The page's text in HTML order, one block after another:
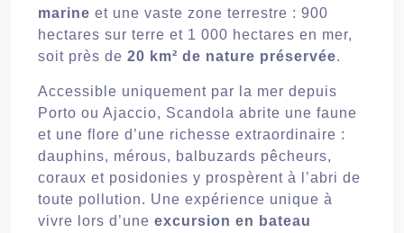
marine et une vaste zone terrestre : 900
hectares sur terre et 1 000 hectares en mer,
soit près de 20 km² de nature préservée.
Accessible uniquement par la mer depuis
Porto ou Ajaccio, Scandola abrite une faune
et une flore d’une richesse extraordinaire :
dauphins, mérous, balbuzards pêcheurs,
coraux et posidonies y prospèrent à l’abri de
toute pollution. Une expérience unique à
vivre lors d’une excursion en bateau